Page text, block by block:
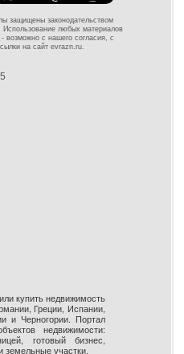
защищены законодательством
любых материалов
возможно с нашего согласия, с
на сайт evrazn.ru.
купить недвижимость
Греции, Испании,
и Черногории. Портал
недвижимости:
готовый бизнес,
земельные участки.